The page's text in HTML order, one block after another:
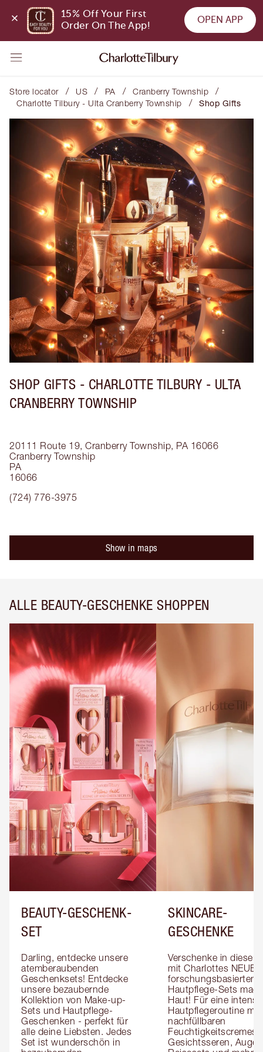
15% Off Your First
Order On The App!
OPEN APP
Store locator / US / PA / Cranberry Township /
Charlotte Tilbury - Ulta Cranberry Township / Shop Gifts
SHOP GIFTS - CHARLOTTE TILBURY - ULTA
CRANBERRY TOWNSHIP
20111 Route 19, Cranberry Township, PA 16066
Cranberry Township
PA
16066
(724) 776-3975
Show in maps
ALLE BEAUTY-GESCHENKE SHOPPEN
BEAUTY-GESCHENK-
SET
Darling, entdecke unsere
atemberaubenden
Geschenksets! Entdecke
unsere bezaubernde
Kollektion von Make-up-
Sets und Hautpflege-
Geschenken - perfekt für
alle deine Liebsten. Jedes
Set ist wunderschön in
SKINCARE-
GESCHENKE
Verschenke in dieser
mit Charlottes NEUEN
forschungsbasierten
Hautpflege-Sets
Haut! Für eine
Hautpflegeroutine mit
nachfüllbaren
Feuchtigkeitscremes,
Gesichtsseren,